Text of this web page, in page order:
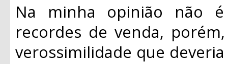
Na minha opinião não
recordes de venda,
verossimilidade que